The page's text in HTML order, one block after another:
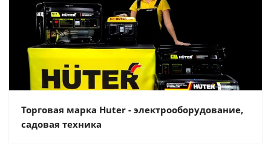
Торговая марка Huter - электрооборудование,
садовая техника